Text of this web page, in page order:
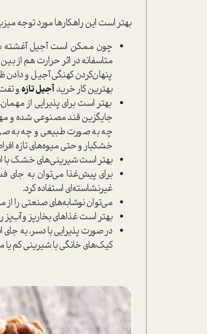
بهتر است این راهکارها مورد توجه
چون ممکن است آجیل آغشته
متاسفانه در اثر حرارت هم از
پنهان‌کردن کهنگی آجیل و دادن
بهترین کار خریدآجیل تازهو
بهتر است برای پذیرایی از
جایگزین قند مصنوعی شده و
خشکبار و حتی میوه‌‌های تازه
بهتر است شیرینی‌های خشک با
برای پیش‌غذا می‌توان به جای
غیر‌نشاسته‌ای استفاده کرد.
می‌توان نوشابه‌های صنعتی را از
بهتر است غذاهای بخارپز و
در صورت پذیرایی با دسر، به جای
کیک‌های خانگی با شیرینی کم یا